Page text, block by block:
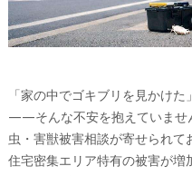
「家の中でゴキブリを見かけ
——そんな不安を抱えていませ
虫・害獣被害相談が寄せられ
住宅密集エリア特有の被害が